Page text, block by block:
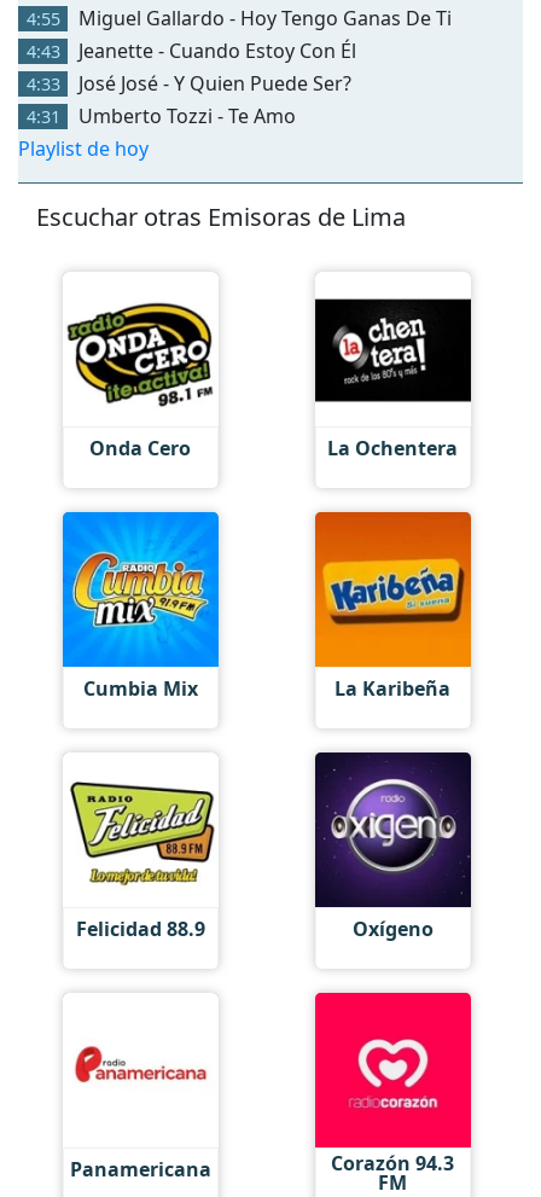
4:55 Miguel Gallardo - Hoy Tengo Ganas De Ti
4:43 Jeanette - Cuando Estoy Con Él
4:33 José José - Y Quien Puede Ser?
4:31
Umberto Tozzi - Te Amo
Playlist de hoy
Escuchar otras Emisoras de Lima
Onda Cero La Ochentera
Cumbia Mix La Karibeña
Felicidad 88.9 Oxígeno
Panamericana Corazón 94.3
FM